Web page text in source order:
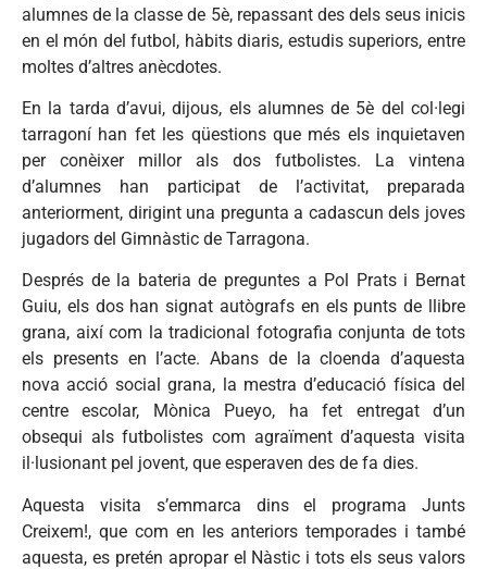
alumnes de la classe de 5è, repassant des dels seus inicis
en el món del futbol, hàbits diaris, estudis superiors, entre
moltes d’altres anècdotes.
En la tarda d’avui, dijous, els alumnes de 5è del col·legi
tarragoní han fet les qüestions que més els inquietaven
per conèixer millor als dos futbolistes. La vintena
d’alumnes han participat de l’activitat, preparada
anteriorment, dirigint una pregunta a cadascun dels joves
jugadors del Gimnàstic de Tarragona.
Després de la bateria de preguntes a Pol Prats i Bernat
Guiu, els dos han signat autògrafs en els punts de llibre
grana, així com la tradicional fotografia conjunta de tots
els presents en l’acte. Abans de la cloenda d’aquesta
nova acció social grana, la mestra d’educació física del
centre escolar, Mònica Pueyo, ha fet entregat d’un
obsequi als futbolistes com agraïment d’aquesta visita
il·lusionant pel jovent, que esperaven des de fa dies.
Aquesta visita s’emmarca dins el programa Junts
Creixem!, que com en les anteriors temporades i també
aquesta, es pretén apropar el Nàstic i tots els seus valors